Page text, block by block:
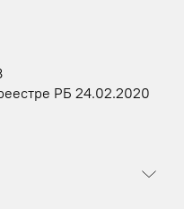
РБ 24.02.2020